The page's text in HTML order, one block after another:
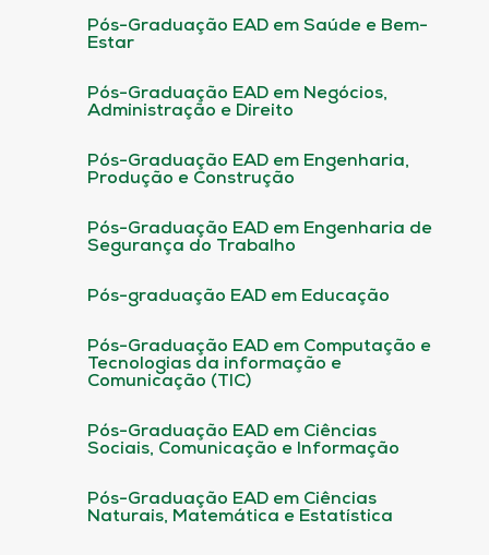
Pós-Graduação EAD em Saúde e Bem-
Estar
Pós-Graduação EAD em Negócios,
Administração e Direito
Pós-Graduação EAD em Engenharia,
Produção e Construção
Pós-Graduação EAD em Engenharia de
Segurança do Trabalho
Pós-graduação EAD em Educação
Pós-Graduação EAD em Computação e
Tecnologias da informação e
Comunicação (TIC)
Pós-Graduação EAD em Ciências
Sociais, Comunicação e Informação
Pós-Graduação EAD em Ciências
Naturais, Matemática e Estatística